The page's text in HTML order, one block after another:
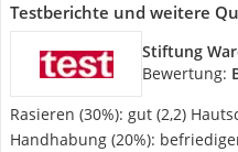
Testberichte und weitere
Stiftung
Bewertung:
Rasieren (30%): gut (2,2)
Handhabung (20%):